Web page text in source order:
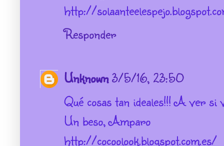
http://
Responder
Unknown3/5/16, 23:50
Qué cosas tan ideales!!! A ver si
Un beso, Amparo
http://cocoolook.blogspot.com.es/